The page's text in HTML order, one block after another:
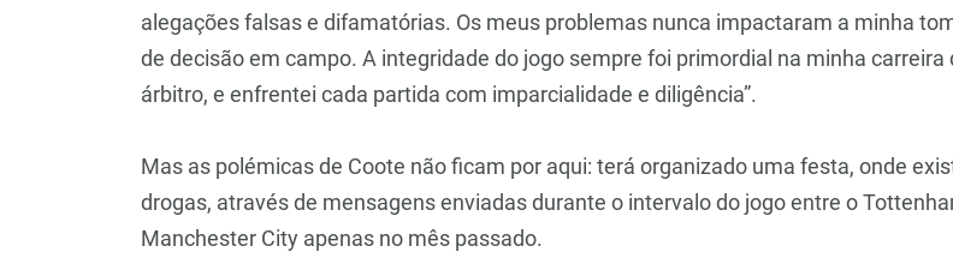
alegações falsas e difamatórias. Os meus problemas nunca impactaram a minha
de decisão em campo. A integridade do jogo sempre foi primordial na minha carreira
árbitro, e enfrentei cada partida com imparcialidade e diligência”.
Mas as polémicas de Coote não ficam por aqui: terá organizado uma festa, onde
drogas, através de mensagens enviadas durante o intervalo do jogo entre o
Manchester City apenas no mês passado.